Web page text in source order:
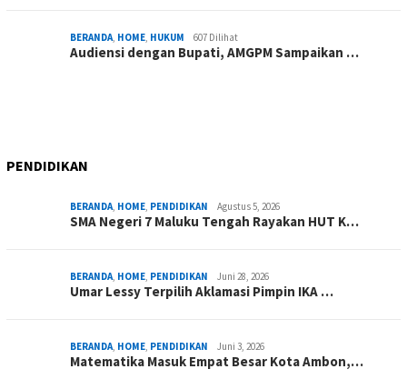
BERANDA, HOME, HUKUM 607 Dilihat
Audiensi dengan Bupati, AMGPM Sampaikan …
PENDIDIKAN
BERANDA, HOME, PENDIDIKAN Agustus 5, 2026
SMA Negeri 7 Maluku Tengah Rayakan HUT K…
BERANDA, HOME, PENDIDIKAN Juni 28, 2026
Umar Lessy Terpilih Aklamasi Pimpin IKA …
BERANDA, HOME, PENDIDIKAN Juni 3, 2026
Matematika Masuk Empat Besar Kota Ambon,…